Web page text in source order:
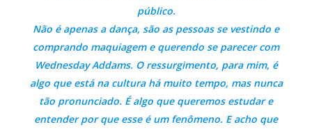
público.
Não é apenas a dança, são as pessoas se vestindo e
comprando maquiagem e querendo se parecer com
Wednesday Addams. O ressurgimento, para mim, é
algo que está na cultura há muito tempo, mas nunca
tão pronunciado. É algo que queremos estudar e
entender por que esse é um fenômeno. E acho que